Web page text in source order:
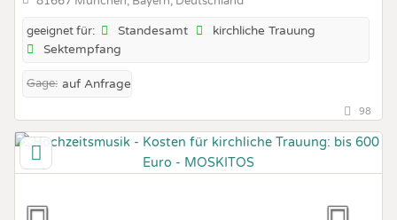
geeignet für: Standesamt
kirchliche Trauung
Sektempfang
Gage: auf Anfrage
98